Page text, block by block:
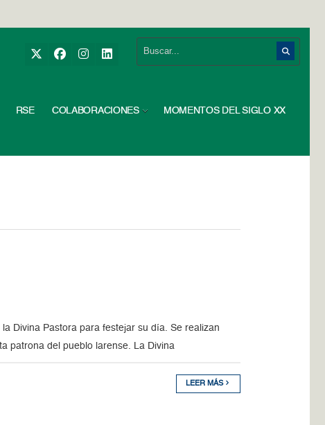
RSE COLABORACIONES MOMENTOS DEL SIGLO XX
Divina Pastora para festejar su día. Se realizan
patrona del pueblo larense. La Divina
LEER MÁS